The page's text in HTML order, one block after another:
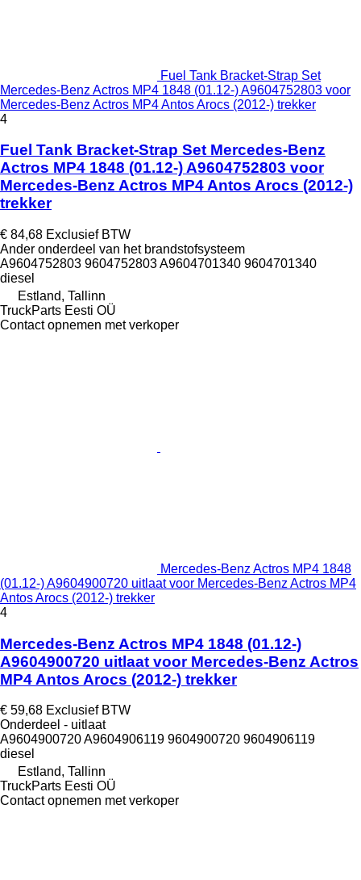
Fuel Tank Bracket-Strap Set
Mercedes-Benz Actros MP4 1848 (01.12-) A9604752803 voor
Mercedes-Benz Actros MP4 Antos Arocs (2012-) trekker
4
Fuel Tank Bracket-Strap Set Mercedes-Benz
Actros MP4 1848 (01.12-) A9604752803 voor
Mercedes-Benz Actros MP4 Antos Arocs (2012-)
trekker
€ 84,68 Exclusief BTW
Ander onderdeel van het brandstofsysteem
A9604752803 9604752803 A9604701340 9604701340
diesel
Estland, Tallinn
TruckParts Eesti OÜ
Contact opnemen met verkoper
Mercedes-Benz Actros MP4 1848
(01.12-) A9604900720 uitlaat voor Mercedes-Benz Actros MP4
Antos Arocs (2012-) trekker
4
Mercedes-Benz Actros MP4 1848 (01.12-)
A9604900720 uitlaat voor Mercedes-Benz Actros
MP4 Antos Arocs (2012-) trekker
€ 59,68 Exclusief BTW
Onderdeel - uitlaat
A9604900720 A9604906119 9604900720 9604906119
diesel
Estland, Tallinn
TruckParts Eesti OÜ
Contact opnemen met verkoper